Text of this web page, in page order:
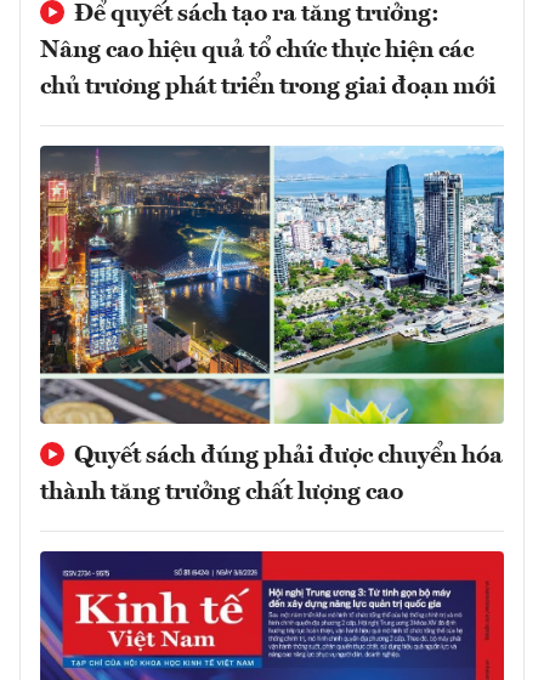
Để quyết sách tạo ra tăng trưởng:
Nâng cao hiệu quả tổ chức thực hiện các
chủ trương phát triển trong giai đoạn mới
Quyết sách đúng phải được chuyển hóa
thành tăng trưởng chất lượng cao